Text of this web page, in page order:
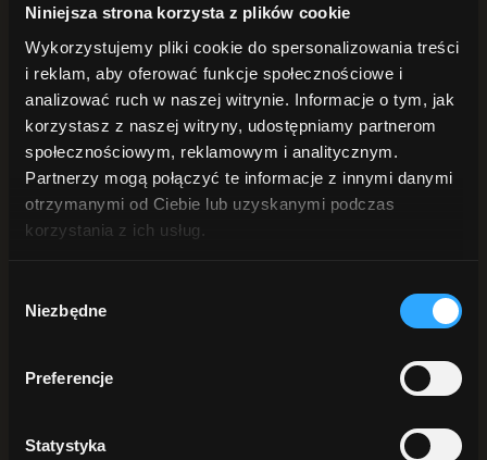
Niniejsza strona korzysta z plików cookie
Wykorzystujemy pliki cookie do spersonalizowania treści
i reklam, aby oferować funkcje społecznościowe i
analizować ruch w naszej witrynie. Informacje o tym, jak
korzystasz z naszej witryny, udostępniamy partnerom
społecznościowym, reklamowym i analitycznym.
Partnerzy mogą połączyć te informacje z innymi danymi
otrzymanymi od Ciebie lub uzyskanymi podczas
korzystania z ich usług.
zgody
Niezbędne
Preferencje
Statystyka
POD PRYSZNIC
Peelingi do ciała
Płyn intymny
DŁONIE i STOPY
Mydła do rąk
Kremy do rąk
Peelingi do rąk
Do stóp
ANTYPERSPIRANTY
DO BRODY
Szukaj
Sortuj: